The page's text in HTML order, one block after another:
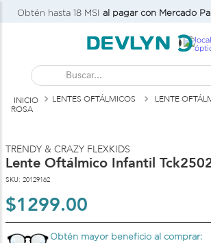
Obtén hasta 18 MSI al pagar con Mercado
Buscar...
LENTES OFTÁLMICOS
LENTE
ROSA
TRENDY & CRAZY FLEXKIDS
Lente Oftálmico Infantil
SKU: 20129162
$1299.00
Obtén mayor beneficio al comprar: